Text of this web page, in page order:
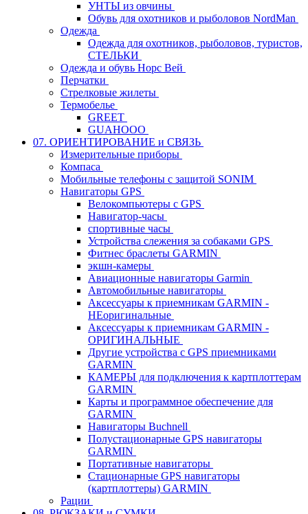
УНТЫ из овчины
Обувь для охотников и рыболовов NordMan
Одежда
Одежда для охотников, рыболовов, туристов,
СТЕЛЬКИ
Одежда и обувь Норс Вей
Перчатки
Стрелковые жилеты
Термобелье
GREET
GUAHOOO
07. ОРИЕНТИРОВАНИЕ и СВЯЗЬ
Измерительные приборы
Компаса
Мобильные телефоны с защитой SONIM
Навигаторы GPS
Велокомпьютеры с GPS
Навигатор-часы
спортивные часы
Устройства слежения за собаками GPS
Фитнес браслеты GARMIN
экшн-камеры
Авиационные навигаторы Garmin
Автомобильные навигаторы
Аксессуары к приемникам GARMIN -
НЕоригинальные
Аксессуары к приемникам GARMIN -
ОРИГИНАЛЬНЫЕ
Другие устройства с GPS приемниками
GARMIN
КАМЕРЫ для подключения к картплоттерам
GARMIN
Карты и программное обеспечение для
GARMIN
Навигаторы Buchnell
Полустационарные GPS навигаторы
GARMIN
Портативные навигаторы
Стационарные GPS навигаторы
(картплоттеры) GARMIN
Рации